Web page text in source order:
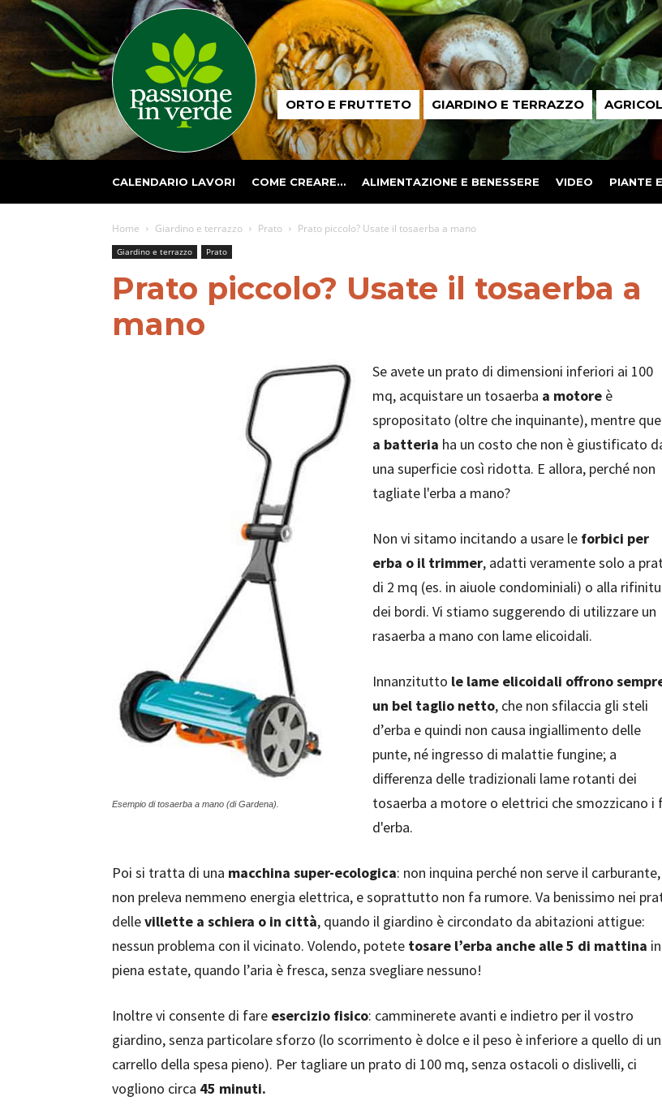
Passione
in ORTO E FRUTTETO GIARDINO E TERRAZZO
CALENDARIO LAVORI COME CREARE… ALIMENTAZIONE E BENESSERE VIDEO PIANTE
Home Giardino e terrazzo Prato Prato piccolo? Usate il tosaerba a mano
Giardino e terrazzo Prato
Prato piccolo? Usate il tosaerba a
mano
Esempio di tosaerba a mano (di Gardena).
Se avete un prato di dimensioni inferiori ai 100
mq, acquistare un tosaerba a motore è
spropositato (oltre che inquinante), mentre
a batteria ha un costo che non è giustificato
una superficie così ridotta. E allora, perché non
tagliate l'erba a mano?
Non vi sitamo incitando a usare le forbici per
erba o il trimmer, adatti veramente solo a
di 2 mq (es. in aiuole condominiali) o alla
dei bordi. Vi stiamo suggerendo di utilizzare un
rasaerba a mano con lame elicoidali.
Innanzitutto le lame elicoidali offrono
un bel taglio netto, che non sfilaccia gli steli
d’erba e quindi non causa ingiallimento delle
punte, né ingresso di malattie fungine; a
differenza delle tradizionali lame rotanti dei
tosaerba a motore o elettrici che smozzicano i
d'erba.
Poi si tratta di una macchina super-ecologica: non inquina perché non serve il carburante,
non preleva nemmeno energia elettrica, e soprattutto non fa rumore. Va benissimo nei
dellevillette a schiera o in città, quando il giardino è circondato da abitazioni attigue:
nessun problema con il vicinato. Volendo, potete tosare l’erba anche alle 5 di mattina in
piena estate, quando l’aria è fresca, senza svegliare nessuno!
Inoltre vi consente di fare esercizio fisico: camminerete avanti e indietro per il vostro
giardino, senza particolare sforzo (lo scorrimento è dolce e il peso è inferiore a quello di un
carrello della spesa pieno). Per tagliare un prato di 100 mq, senza ostacoli o dislivelli, ci
vogliono circa 45 minuti.